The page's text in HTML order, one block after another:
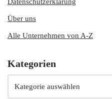
Über uns
Alle Unternehmen von A-Z
Kategorien